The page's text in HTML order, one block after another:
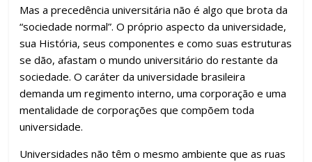
Mas a precedência universitária não é algo que brota da
“sociedade normal”. O próprio aspecto da universidade,
sua História, seus componentes e como suas estruturas
se dão, afastam o mundo universitário do restante da
sociedade. O caráter da universidade brasileira
demanda um regimento interno, uma corporação e uma
mentalidade de corporações que compõem toda
universidade.
Universidades não têm o mesmo ambiente que as ruas